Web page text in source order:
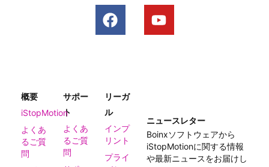
概要
iStopMotion
よくあ
るご質
問
サポー
ト
よくあ
るご質
問
リーガ
ル
インプ
リント
プライ
ニュースレター
Boinxソフトウェアから
iStopMotionに関する情報
や最新ニュースをお届けし